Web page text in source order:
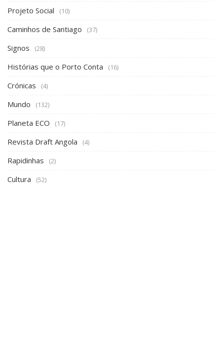
Projeto Social (10)
Caminhos de Santiago (37)
Signos (28)
Histórias que o Porto Conta (16)
Crónicas (4)
Mundo (132)
Planeta ECO (17)
Revista Draft Angola (4)
Rapidinhas (2)
Cultura (52)